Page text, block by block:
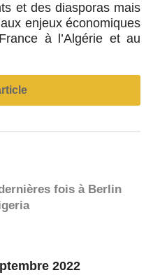
et des diasporas mais
enjeux économiques
à l’Algérie et au
fois à Berlin
2022